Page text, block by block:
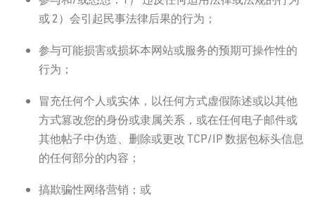
或 2）会引起民事法律后果的行为；
参与可能损害或损坏本网站或服务的预期可操作性的
行为；
冒充任何个人或实体，以任何方式虚假陈述或以其他
方式篡改您的身份或隶属关系，或在任何电子邮件或
其他帖子中伪造、删除或更改 TCP/IP 数据包标头信息
的任何部分的内容；
搞欺骗性网络营销；或